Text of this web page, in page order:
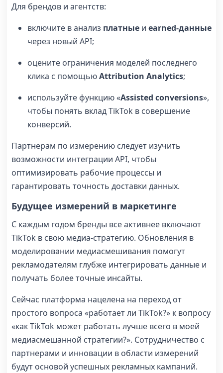
Для брендов и агентств:
включите в анализ платные и earned-данные
через новый API;
оцените ограничения моделей последнего
клика с помощьюAttribution Analytics;
используйте функцию «Assisted conversions»,
чтобы понять вклад TikTok в совершение
конверсий.
Партнерам по измерению следует изучить
возможности интеграции API, чтобы
оптимизировать рабочие процессы и
гарантировать точность доставки данных.
Будущее измерений в маркетинге
С каждым годом бренды все активнее включают
TikTok в свою медиа-стратегию. Обновления в
моделировании медиасмешивания помогут
рекламодателям глубже интегрировать данные и
получать более точные инсайты.
Сейчас платформа нацелена на переход от
простого вопроса «работает ли TikTok?» к вопросу
«как TikTok может работать лучше всего в моей
медиасмешанной стратегии?». Сотрудничество с
партнерами и инновации в области измерений
будут основой успешных рекламных кампаний.